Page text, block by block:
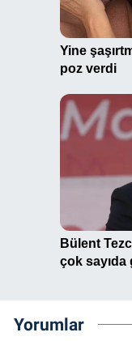
Yorumlar